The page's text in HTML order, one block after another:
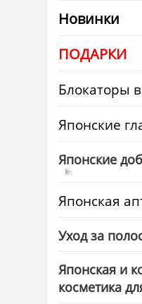
Новинки
ПОДАРКИ
Блокаторы
Японские
Японские
Японская
Уход за
Японская и
косметика